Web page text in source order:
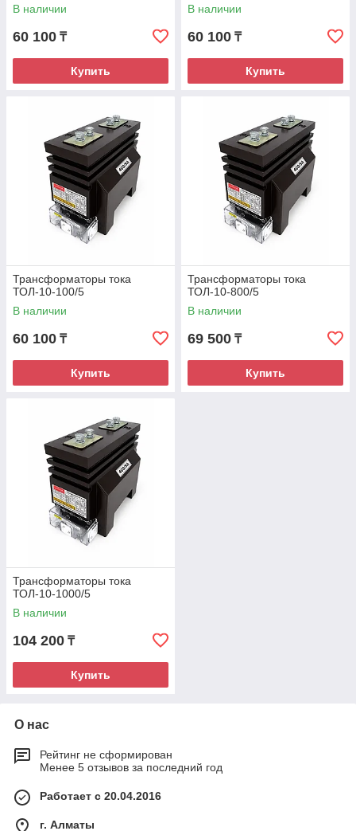
В наличии
60 100 ₸
Купить
В наличии
60 100 ₸
Купить
Трансформаторы тока
ТОЛ-10-100/5
В наличии
60 100 ₸
Купить
Трансформаторы тока
ТОЛ-10-800/5
В наличии
69 500 ₸
Купить
Трансформаторы тока
ТОЛ-10-1000/5
В наличии
104 200 ₸
Купить
О нас
Рейтинг не сформирован
Менее 5 отзывов за последний год
Работает с 20.04.2016
г. Алматы